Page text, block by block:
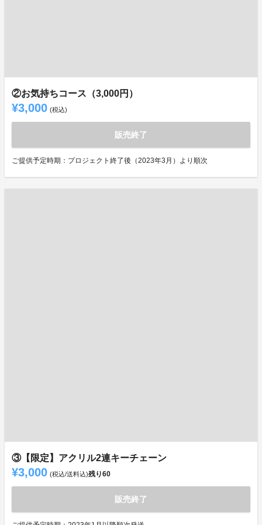
②お気持ちコース（3,000円）
¥3,000 (税込)
販売終了
ご提供予定時期：プロジェクト終了後（2023年3月）より順次
③【限定】アクリル2連キーチェーン
¥3,000 (税込/送料込)残り60
販売終了